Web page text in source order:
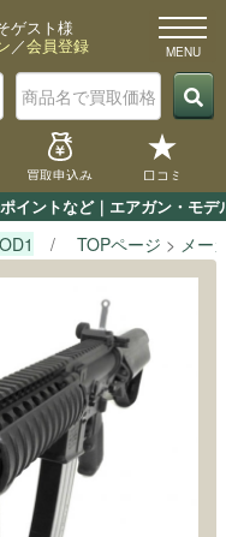
イントなど｜エアガン・モ
ゲスト様
／会員登録
買取申込み 口コミ
TOPページ メー